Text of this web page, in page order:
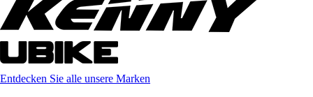
Entdecken Sie alle unsere Marken